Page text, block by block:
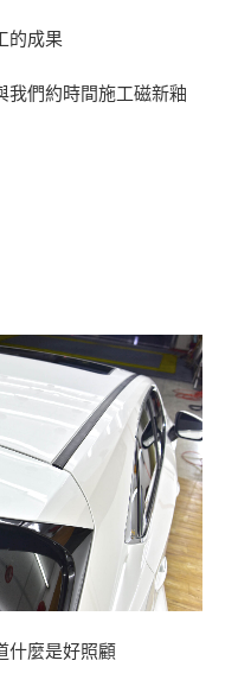
的成果
我們約時間施工磁新釉
什麼是好照顧